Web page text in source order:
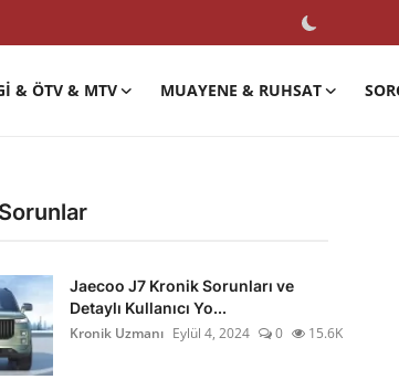
& ÖTV & MTV MUAYENE & RUHSAT
Jaecoo J7 Kronik Sorunları ve
Detaylı Kullanıcı Yo...
Kronik Uzmanı Eylül 4, 2024 0 15.6K